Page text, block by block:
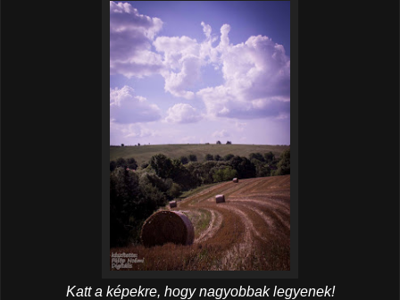
Katt a képekre, hogy nagyobbak legyenek!